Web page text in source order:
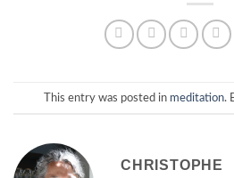
This entry was posted in meditation.
CHRISTOPHE